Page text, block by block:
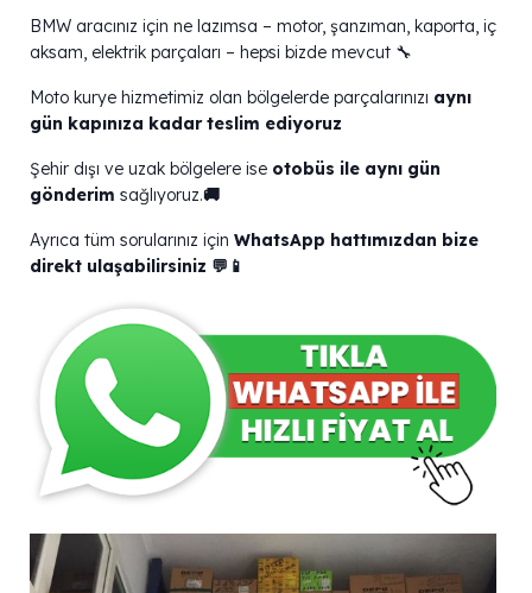
BMW aracınız için ne lazımsa – motor, şanzıman, kaporta, iç
aksam, elektrik parçaları – hepsi bizde mevcut 🔧
Moto kurye hizmetimiz olan bölgelerde parçalarınızı aynı
gün kapınıza kadar teslim ediyoruz
Şehir dışı ve uzak bölgelere ise otobüs ile aynı gün
gönderim sağlıyoruz.🚚
Ayrıca tüm sorularınız için WhatsApp hattımızdan bize
direkt ulaşabilirsiniz 💬📱